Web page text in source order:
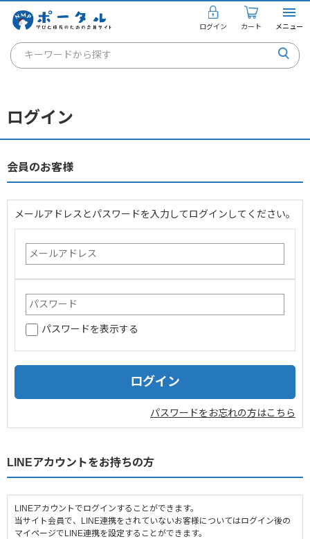
ログイン カート メニュー
キーワードから探す
通信講座
講座を探す
個人のお客様
法人のお客様
企業情報
採用情報
ログイン
会員のお客様
メールアドレスとパスワードを入力してログインしてください。
パスワードを表示する
パスワードをお忘れの方はこちら
LINEアカウントをお持ちの方
LINEアカウントでログインすることができます。
当サイト会員で、LINE連携をされていないお客様についてはログイン後の
マイページでLINE連携を設定することができます。